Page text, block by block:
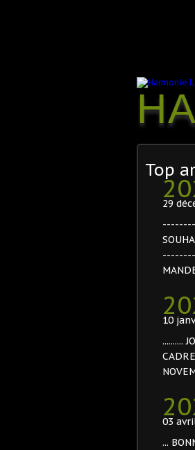
Top
29
10
..........
03
...